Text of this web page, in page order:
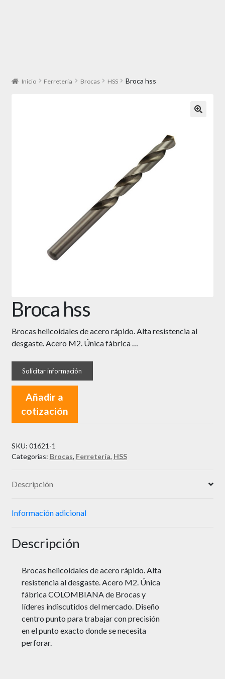
Inicio Ferretería Brocas HSS Broca hss
Broca hss
Brocas helicoidales de acero rápido. Alta resistencia al
desgaste. Acero M2. Única fábrica …
Añadir a
cotización
SKU: 01621-1
Categorías: Brocas, Ferretería, HSS
Descripción
Información adicional
Descripción
Brocas helicoidales de acero rápido. Alta
resistencia al desgaste. Acero M2. Única
fábrica COLOMBIANA de Brocas y
líderes indiscutidos del mercado. Diseño
centro punto para trabajar con precisión
en el punto exacto donde se necesita
perforar.